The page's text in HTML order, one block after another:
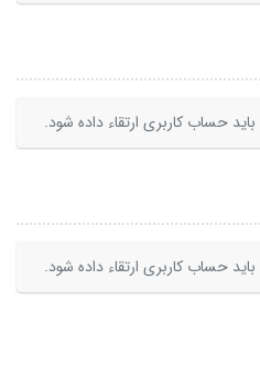
حساب کاربری ارتقاء داده شود.
حساب کاربری ارتقاء داده شود.